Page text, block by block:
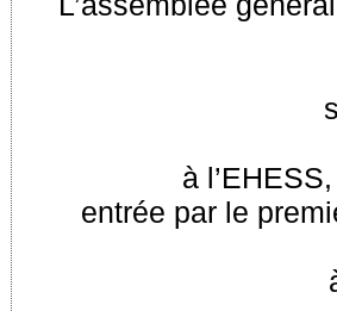
à
entrée par le